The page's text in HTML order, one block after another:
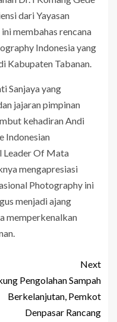
dari Yayasan
membahas rencana
Indonesia yang
Kabupaten Tabanan.
Sanjaya yang
jajaran pimpinan
kehadiran Andi
Indonesian
Leader Of Mata
mengapresiasi
Photography ini
menjadi ajang
memperkenalkan
Next
Pengolahan Sampah
Berkelanjutan, Pemkot
Denpasar Rancang